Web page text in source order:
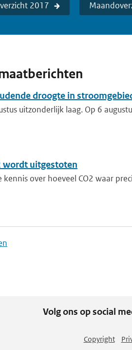
2017
droogte in
uitzonderlijk laag. Op 6
wordt uitgestoten
over hoeveel CO2 waar
Volg ons op social
Copyright